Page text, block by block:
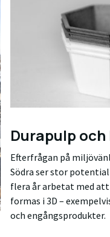
Durapulp och
Efterfrågan på
Södra ser stor
flera år arbetat med
formas i 3D –
och engångsprodukter.